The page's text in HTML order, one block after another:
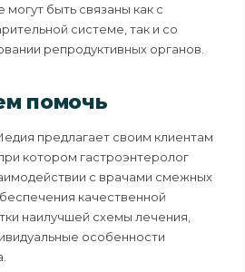
быть связаны как с
системе, так и со
репродуктивных органов.
помочь
предлагает своим клиентам
котором гастроэнтеролог
с врачами смежных
качественной
наилучшей схемы лечения,
особенности